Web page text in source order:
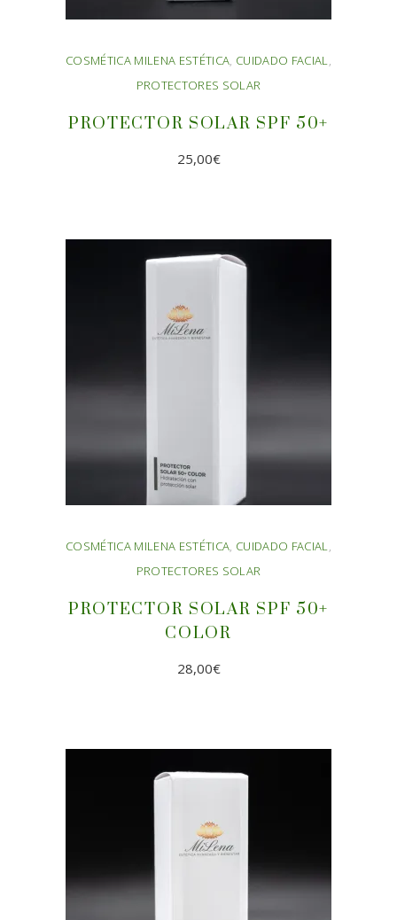
COSMÉTICA MILENA ESTÉTICA, CUIDADO FACIAL,
PROTECTORES SOLAR
PROTECTOR SOLAR SPF 50+
25,00€
COSMÉTICA MILENA ESTÉTICA, CUIDADO FACIAL,
PROTECTORES SOLAR
PROTECTOR SOLAR SPF 50+
COLOR
28,00€